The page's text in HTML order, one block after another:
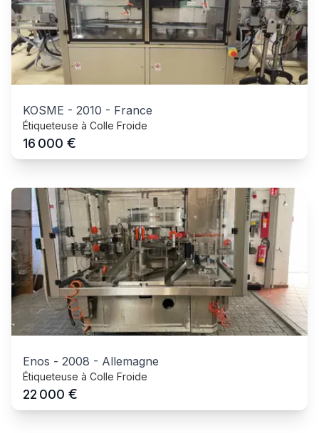
KOSME - 2010 - France
Étiqueteuse à Colle Froide
16 000 €
Enos - 2008 - Allemagne
Étiqueteuse à Colle Froide
22 000 €